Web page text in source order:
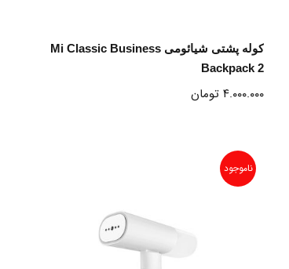
انتخاب گزینه ها
کوله پشتی شیائومی Mi Classic Business
Backpack 2
۴.۰۰۰.۰۰۰ تومان
ناموجود